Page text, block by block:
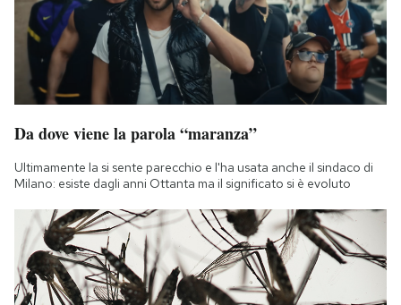
Da dove viene la parola “maranza”
Ultimamente la si sente parecchio e l'ha usata anche il sindaco di
Milano: esiste dagli anni Ottanta ma il significato si è evoluto